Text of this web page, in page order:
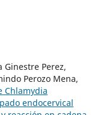
Perez,
Perozo Mena,
Chlamydia
endocervical